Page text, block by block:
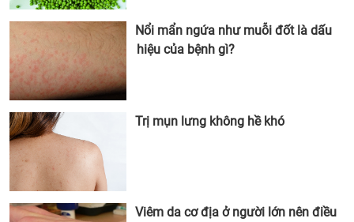
Nổi mẩn ngứa như muỗi đốt là dấu
hiệu của bệnh gì?
Trị mụn lưng không hề khó
Viêm da cơ địa ở người lớn nên điều